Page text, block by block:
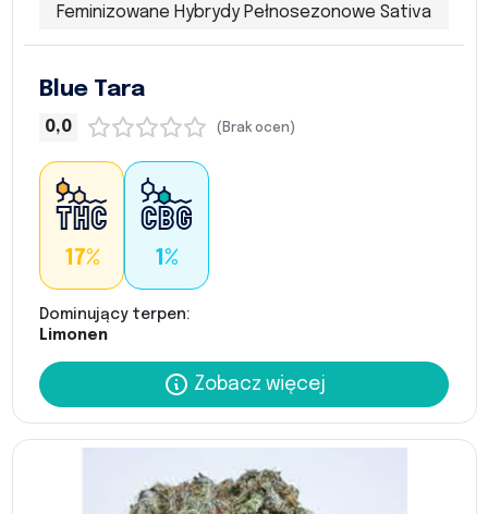
Feminizowane Hybrydy Pełnosezonowe Sativa
Blue Tara
0,0 (Brak ocen)
17% 1%
Dominujący terpen:
Limonen
Zobacz więcej